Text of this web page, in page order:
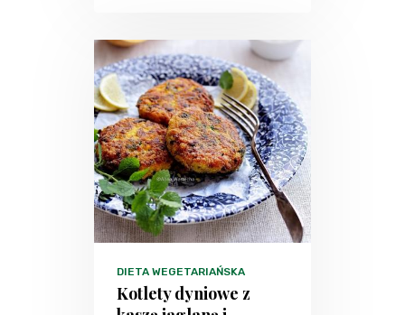
DIETA WEGETARIAŃSKA
Kotlety dyniowe z